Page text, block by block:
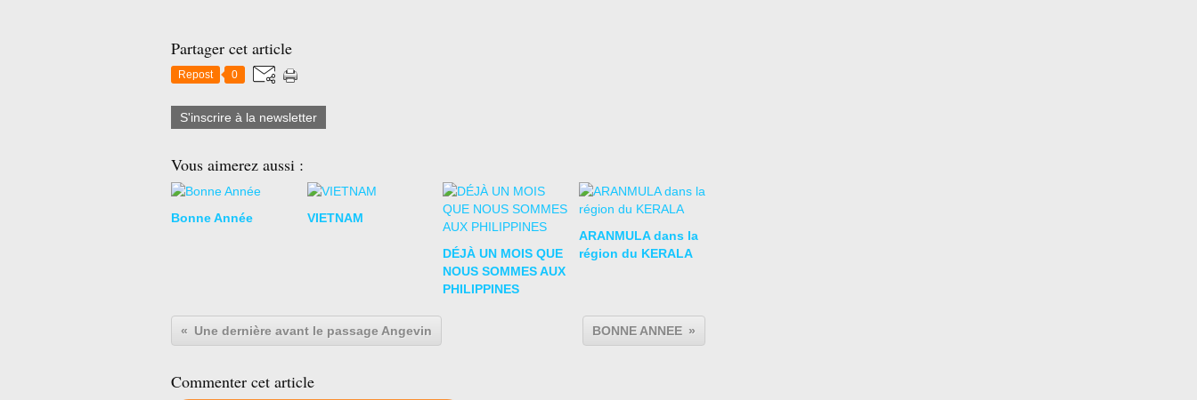
Partager cet article
Repost 0
S'inscrire à la newsletter
Vous aimerez aussi :
Bonne Année VIETNAM
DÉJÀ UN MOIS QUE
NOUS SOMMES AUX
PHILIPPINES
ARANMULA dans la
région du KERALA
Une dernière avant le passage Angevin BONNE ANNEE
Commenter cet article